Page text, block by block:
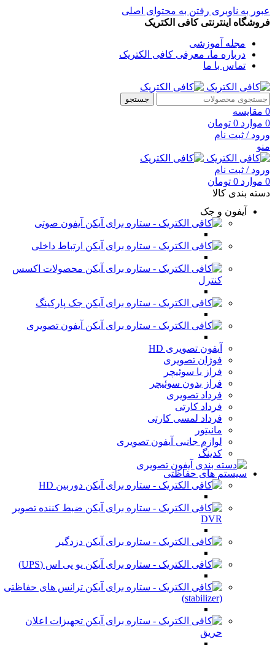
عبور به ناوبری رفتن به محتوای اصلی
فروشگاه اینترنتی کافی الکتریک
مجله آموزشی
درباره ما، معرفی کافی الکتریک
تماس با ما
جستجو
0 مقایسه
0 موارد 0 تومان
ورود / ثبت نام
منو
ورود / ثبت نام
0 موارد 0 تومان
دسته بندی کالا
آیفون و جک
آیفون صوتی
ارتباط داخلی
محصولات اکسس
کنترل
جک پارکینگ
آیفون تصویری
آیفون تصویری HD
فوژان تصویری
فراز با سوئیچر
فراز بدون سوئیچر
فرداد تصویری
فرداد کارتی
فرداد لمسی کارتی
مانیتور
لوازم جانبی آیفون تصویری
کدینگ
سیستم های حفاظتی
دوربین HD
ضبط کننده تصویر
DVR
دزدگیر
یو پی اس (UPS)
ترانس های حفاظتی
(stabilizer)
تجهیزات اعلان
حریق